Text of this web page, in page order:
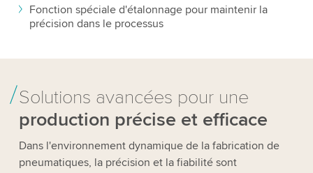
Fonction spéciale d'étalonnage pour maintenir la
précision dans le processus
Solutions avancées pour une
production précise et efficace
Dans l'environnement dynamique de la fabrication de
pneumatiques, la précision et la fiabilité sont